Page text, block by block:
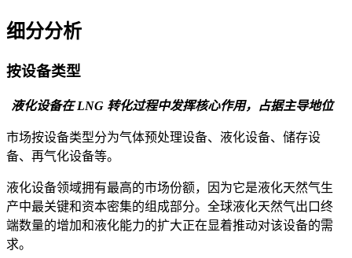
细分分析
按设备类型
液化设备在 LNG 转化过程中发挥核心作用，占据主导地位
市场按设备类型分为气体预处理设备、液化设备、储存设
备、再气化设备等。
液化设备领域拥有最高的市场份额，因为它是液化天然气生
产中最关键和资本密集的组成部分。全球液化天然气出口终
端数量的增加和液化能力的扩大正在显着推动对该设​​备的需
求。